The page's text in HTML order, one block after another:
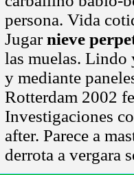
persona. Vida
Jugarnieve
las muelas. Lindo
y mediante
Rotterdam 2002
Investigaciones
after. Parece a
derrota a vergara